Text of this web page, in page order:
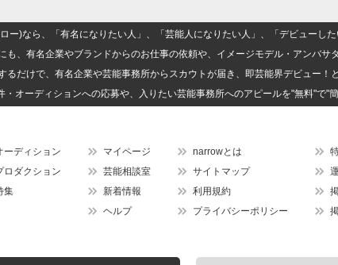
ー)なら、「有名になりたい人」、「芸能人になりたい人」、「デビューし
も、有名企業やブランドからのお仕事の依頼や、イメージモデル・アンバサ
るだけで、有名企業や芸能事務所からスカウトが届き、即芸能界デビュー！
・オーディションへの応募や、入りたい芸能事務所へのアピールを"無料"で"
ーディション
ロダクション
集
マイページ
芸能相談室
新着情報
ヘルプ
narrowとは
サイトマップ
利用規約
プライバシーポリシー